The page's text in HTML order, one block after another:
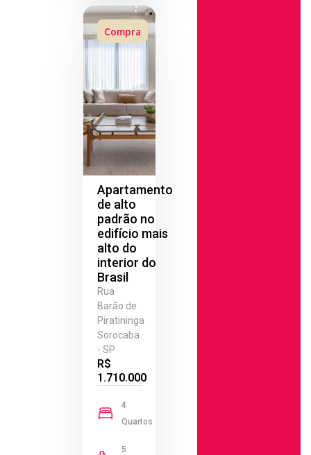
Compra
Apartamento
de alto
padrão no
edifício mais
alto do
interior do
Brasil
Rua
Barão de
Piratininga
Sorocaba
- SP
R$
1.710.000
4
Quartos
5